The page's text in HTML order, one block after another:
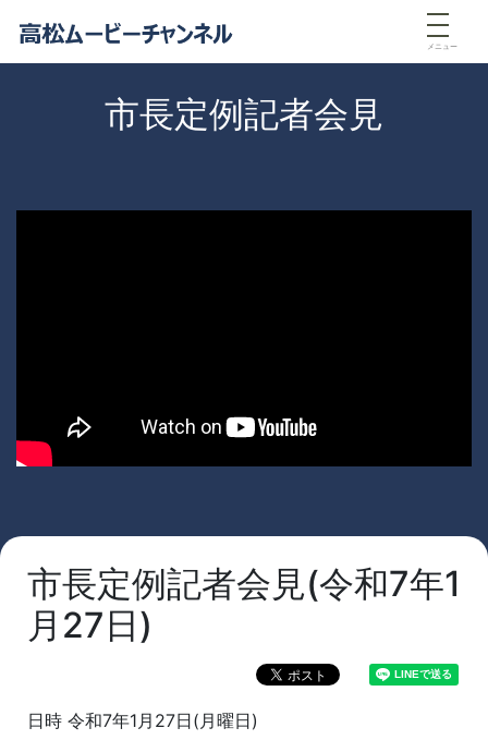
メニュー
市長定例記者会見
市長定例記者会見(令和7年1
月27日)
日時 令和7年1月27日(月曜日)